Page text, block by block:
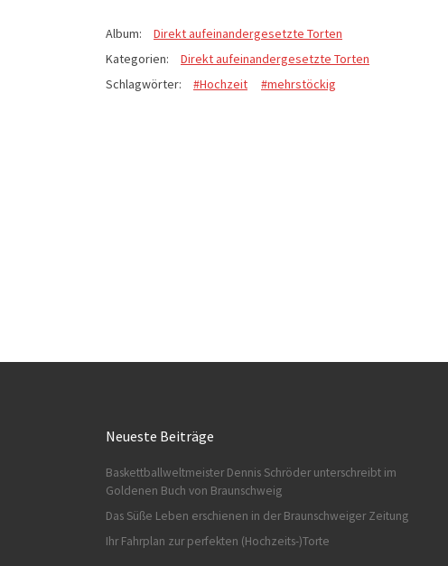
Album:
Direkt aufeinandergesetzte Torten
Kategorien:
Direkt aufeinandergesetzte Torten
Schlagwörter:
#Hochzeit #mehrstöckig
Neueste Beiträge
Baskettballweltmeister Dennis Schröder unterschreibt im
Goldenen Buch von Braunschweig
Das Süße Leben erschienen in der Braunschweiger Zeitung
Ihr Fahrplan zur perfekten (Hochzeits-)Torte